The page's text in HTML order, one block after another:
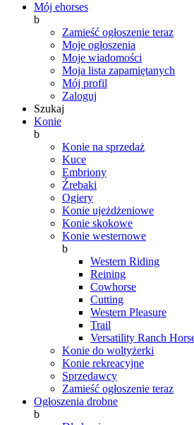
Mój ehorses
b
Zamieść ogłoszenie teraz
Moje ogłoszenia
Moje wiadomości
Moja lista zapamiętanych
Mój profil
Zaloguj
Szukaj
Konie
b
Konie na sprzedaż
Kuce
Embriony
Źrebaki
Ogiery
Konie ujeżdżeniowe
Konie skokowe
Konie westernowe
b
Western Riding
Reining
Cowhorse
Cutting
Western Pleasure
Trail
Versatility Ranch
Konie do woltyżerki
Konie rekreacyjne
Sprzedawcy
Zamieść ogłoszenie teraz
Ogłoszenia drobne
b